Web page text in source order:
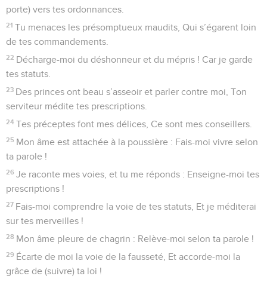
porte) vers tes ordonnances.
21 Tu menaces les présomptueux maudits, Qui s’égarent loin
de tes commandements.
22 Décharge-moi du déshonneur et du mépris ! Car je garde
tes statuts.
23 Des princes ont beau s’asseoir et parler contre moi, Ton
serviteur médite tes prescriptions.
24 Tes préceptes font mes délices, Ce sont mes conseillers.
25 Mon âme est attachée à la poussière : Fais-moi vivre selon
ta parole !
26 Je raconte mes voies, et tu me réponds : Enseigne-moi tes
prescriptions !
27 Fais-moi comprendre la voie de tes statuts, Et je méditerai
sur tes merveilles !
28 Mon âme pleure de chagrin : Relève-moi selon ta parole !
29 Écarte de moi la voie de la fausseté, Et accorde-moi la
grâce de (suivre) ta loi !